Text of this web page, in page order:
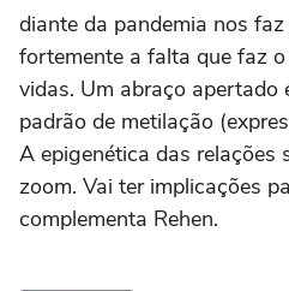
diante da pandemia nos
fortemente a falta que faz
vidas. Um abraço apertado
padrão de metilação
A epigenética das relações
zoom. Vai ter implicações
complementa Rehen.